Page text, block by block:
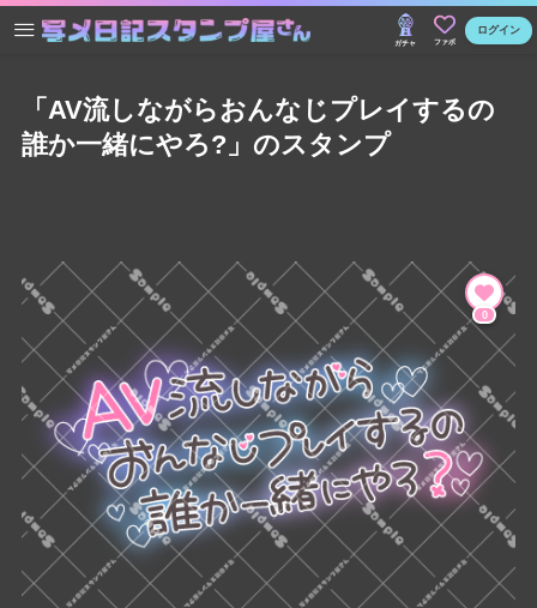
ガチャ ファボ
ログイン
「AV流しながらおんなじプレイするの
誰か一緒にやろ?」のスタンプ
0